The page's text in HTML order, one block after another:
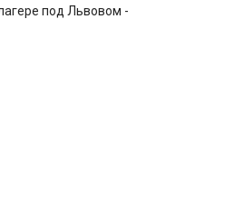
под Львовом -